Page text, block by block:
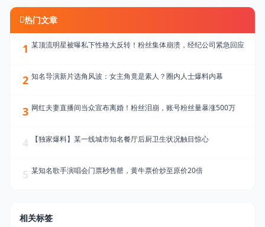
热门文章
1 某顶流明星被曝私下性格大反转！粉丝集体崩溃，经纪公司紧急回应
2 知名导演新片选角风波：女主角竟是素人？圈内人士爆料内幕
3 网红夫妻直播间当众宣布离婚！粉丝泪崩，账号粉丝量暴涨500万
4 【独家爆料】某一线城市知名餐厅后厨卫生状况触目惊心
5 某知名歌手演唱会门票秒售罄，黄牛票价炒至原价20倍
相关标签